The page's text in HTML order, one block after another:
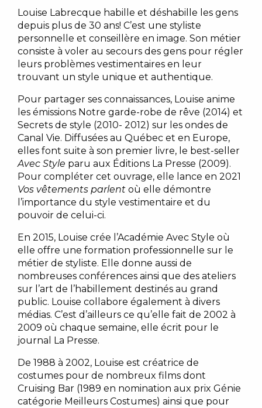
Louise Labrecque habille et déshabille les gens
depuis plus de 30 ans! C’est une styliste
personnelle et conseillère en image. Son métier
consiste à voler au secours des gens pour régler
leurs problèmes vestimentaires en leur
trouvant un style unique et authentique.
Pour partager ses connaissances, Louise anime
les émissions Notre garde-robe de rêve (2014) et
Secrets de style (2010- 2012) sur les ondes de
Canal Vie. Diffusées au Québec et en Europe,
elles font suite à son premier livre, le best-seller
Avec Style paru aux Éditions La Presse (2009).
Pour compléter cet ouvrage, elle lance en 2021
Vos vêtements parlent où elle démontre
l’importance du style vestimentaire et du
pouvoir de celui-ci.
En 2015, Louise crée l’Académie Avec Style où
elle offre une formation professionnelle sur le
métier de styliste. Elle donne aussi de
nombreuses conférences ainsi que des ateliers
sur l’art de l’habillement destinés au grand
public. Louise collabore également à divers
médias. C’est d’ailleurs ce qu’elle fait de 2002 à
2009 où chaque semaine, elle écrit pour le
journal La Presse.
De 1988 à 2002, Louise est créatrice de
costumes pour de nombreux films dont
Cruising Bar (1989 en nomination aux prix Génie
catégorie Meilleurs Costumes) ainsi que pour